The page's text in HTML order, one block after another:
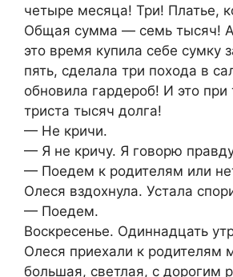
четыре месяца! Три! Платье,
Общая сумма — семь тысяч! А
это время купила себе сумку
пять, сделала три похода в
обновила гардероб! И это при
триста тысяч долга!
— Не кричи.
— Я не кричу. Я говорю
— Поедем к родителям или
Олеся вздохнула. Устала
— Поедем.
Воскресенье. Одиннадцать
Олеся приехали к родителям
большая, светлая, с дорогим